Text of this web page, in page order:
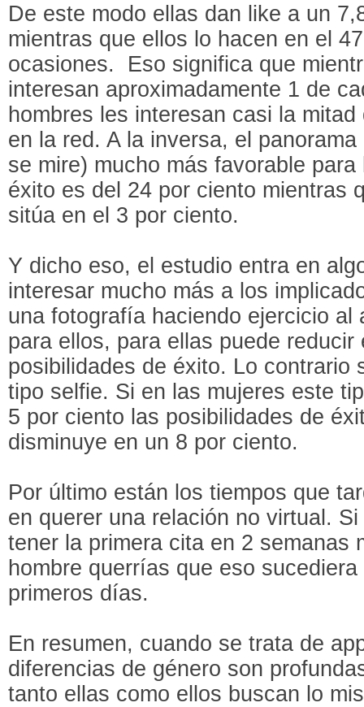
De este modo ellas dan like a un
mientras que ellos lo hacen en el
ocasiones. Eso significa que
interesan aproximadamente 1 de
hombres les interesan casi la
en la red. A la inversa, el
se mire) mucho más favorable
éxito es del 24 por ciento mientras
sitúa en el 3 por ciento.
Y dicho eso, el estudio entra en
interesar mucho más a los
una fotografía haciendo ejercicio al
para ellos, para ellas puede
posibilidades de éxito. Lo contrario
tipo selfie. Si en las mujeres este
5 por ciento las posibilidades de
disminuye en un 8 por ciento.
Por último están los tiempos que
en querer una relación no virtual.
tener la primera cita en 2 semanas
hombre querrías que eso
primeros días.
En resumen, cuando se trata de
diferencias de género son
tanto ellas como ellos buscan lo